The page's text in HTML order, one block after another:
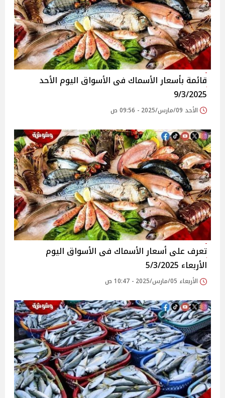
قائمة بأسعار الأسماك فى الأسواق‎‎ اليوم الأحد
9/3/2025
الأحد 09/مارس/2025 - 09:56 ص
تعرف على أسعار الأسماك فى الأسواق‎‎ اليوم
الأربعاء 5/3/2025
الأربعاء 05/مارس/2025 - 10:47 ص